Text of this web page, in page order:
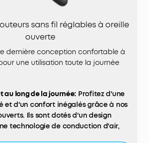
sans fil réglables à oreille
ouverte
dernière conception confortable à
une utilisation toute la journée
au long de la journée: Profitez d'une
et d'un confort inégalés grâce à nos
Ils sont dotés d'un design
technologie de conduction d'air,